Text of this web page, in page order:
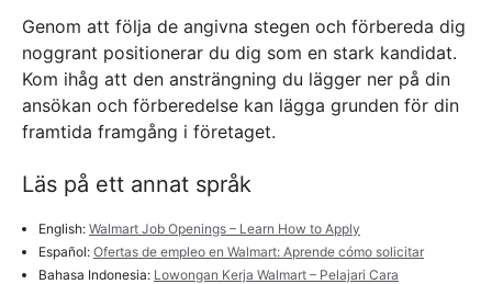
Genom att följa de angivna stegen och förbereda dig
noggrant positionerar du dig som en stark kandidat.
Kom ihåg att den ansträngning du lägger ner på din
ansökan och förberedelse kan lägga grunden för din
framtida framgång i företaget.
Läs på ett annat språk
English: Walmart Job Openings – Learn How to Apply
Español: Ofertas de empleo en Walmart: Aprende cómo solicitar
Bahasa Indonesia: Lowongan Kerja Walmart – Pelajari Cara